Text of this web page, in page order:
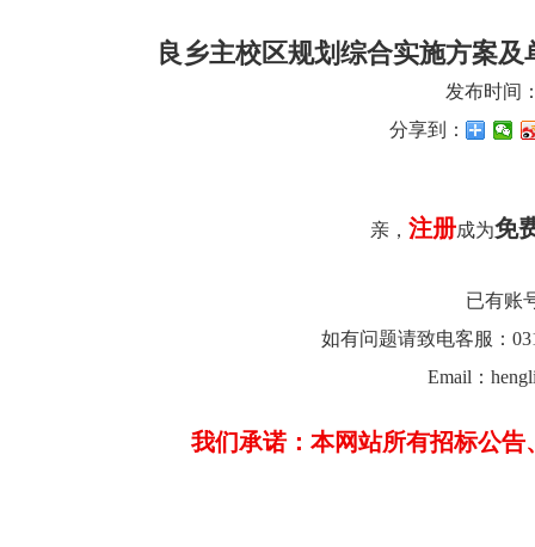
良乡主校区规划综合实施方案
发布时间
分享到：
亲， 注册成为免
已有账
如有问题请致电客服：
Email：
我们承诺：本网站所有招标公